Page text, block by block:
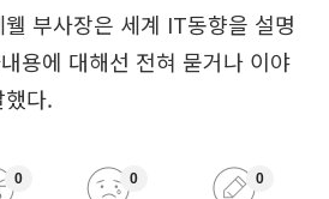
부사장은 세계 IT동향을 설명
용에 대해선 전혀 묻거나 이야
다.
0 0 0